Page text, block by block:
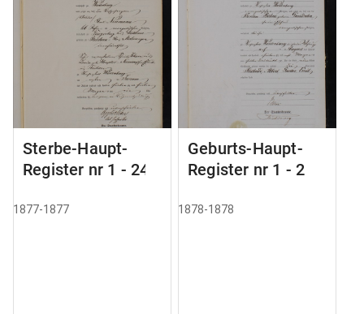
Sterbe-Haupt-
Register nr 1 - 24
1877-1877
Geburts-Haupt-
Register nr 1 - 2
1878-1878